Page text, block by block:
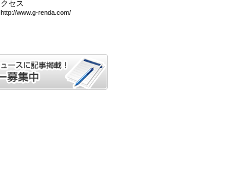
クセス
http://www.g-renda.com/